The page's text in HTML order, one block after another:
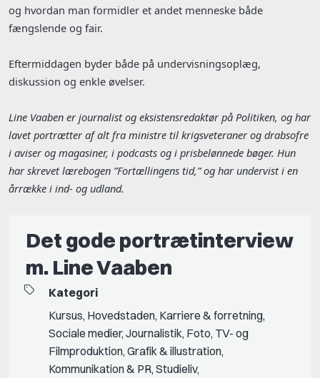
og hvordan man formidler et andet menneske både
fængslende og fair.
Eftermiddagen byder både på undervisningsoplæg,
diskussion og enkle øvelser.
Line Vaaben er journalist og eksistensredaktør på Politiken, og har
lavet portrætter af alt fra ministre til krigsveteraner og drabsofre
i aviser og magasiner, i podcasts og i prisbelønnede bøger. Hun
har skrevet lærebogen ”Fortællingens tid,” og har undervist i en
årrække i ind- og udland.
Det gode portrætinterview
m. Line Vaaben
Kategori
Kursus, Hovedstaden, Karriere & forretning,
Sociale medier, Journalistik, Foto, TV- og
Filmproduktion, Grafik & illustration,
Kommunikation & PR, Studieliv,